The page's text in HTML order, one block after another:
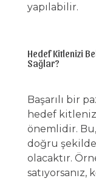
yapılabilir.
Hedef Kitlenizi
Sağlar?
Başarılı bir
hedef
önemlidir.
doğru
olacaktır.